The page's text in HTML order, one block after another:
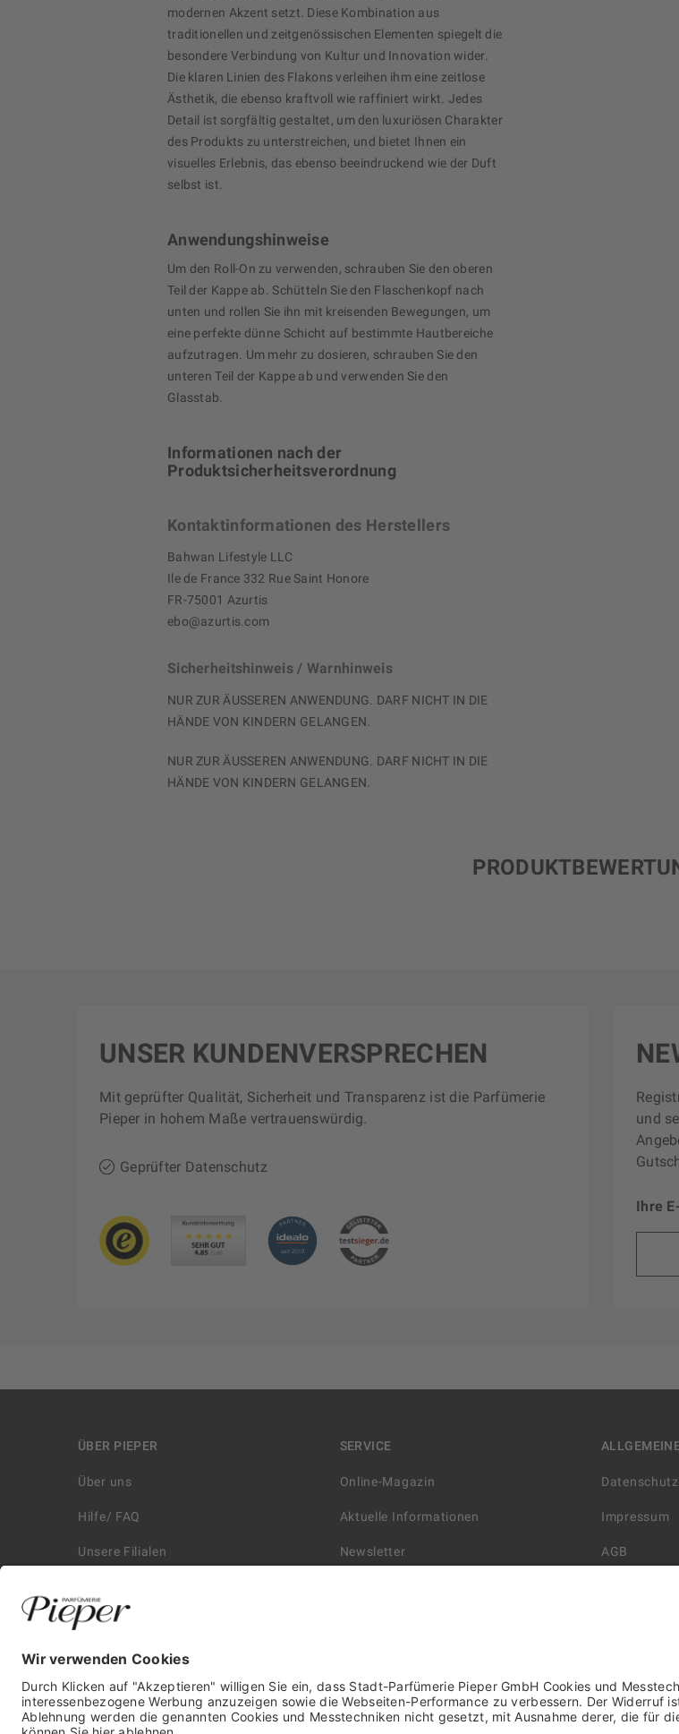
modernen Akzent setzt. Diese Kombination aus
traditionellen und zeitgenössischen Elementen spiegelt die
besondere Verbindung von Kultur und Innovation wider.
Die klaren Linien des Flakons verleihen ihm eine zeitlose
Ästhetik, die ebenso kraftvoll wie raffiniert wirkt. Jedes
Detail ist sorgfältig gestaltet, um den luxuriösen Charakter
des Produkts zu unterstreichen, und bietet Ihnen ein
visuelles Erlebnis, das ebenso beeindruckend wie der Duft
selbst ist.
Anwendungshinweise
Um den Roll-On zu verwenden, schrauben Sie den oberen
Teil der Kappe ab. Schütteln Sie den Flaschenkopf nach
unten und rollen Sie ihn mit kreisenden Bewegungen, um
eine perfekte dünne Schicht auf bestimmte Hautbereiche
aufzutragen. Um mehr zu dosieren, schrauben Sie den
unteren Teil der Kappe ab und verwenden Sie den
Glasstab.
Informationen nach der
Produktsicherheitsverordnung
Kontaktinformationen des Herstellers
Bahwan Lifestyle LLC
Ile de France 332 Rue Saint Honore
FR-75001 Azurtis
ebo@azurtis.com
Sicherheitshinweis / Warnhinweis
NUR ZUR ÄUSSEREN ANWENDUNG. DARF NICHT IN DIE
HÄNDE VON KINDERN GELANGEN.
NUR ZUR ÄUSSEREN ANWENDUNG. DARF NICHT IN DIE
HÄNDE VON KINDERN GELANGEN.
und
Ihre
UNSER KUNDENVERSPRECHEN
Mit geprüfter Qualität, Sicherheit und Transparenz ist die Parfümerie
Pieper in hohem Maße vertrauenswürdig.
Geprüfter Datenschutz
ÜBER PIEPER
Über uns
Hilfe/ FAQ
Unsere Filialen
Historie
Affiliate
Karriere
Presse
SERVICE
Online-Magazin
Aktuelle Informationen
Newsletter
Autorisierter Händler/ YBPN
Impressum
AGB